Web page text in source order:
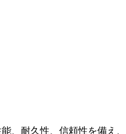
、耐久性、信頼性を備え